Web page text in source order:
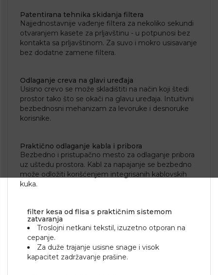
Patentirana tehnika skidanja filtera
Najjednostavnije vađenje filtera za nekoliko sekundi
otvaranjem kasete za prljavštinu - u potpunosi bez
kontakta sa prljavštinom. Za suvo i mokro usisavanje
bez dodatne zamene filtera.
Odlaganje creva na glavi uređaja
Usisno crevo se može skladištiti na način koji štedi
prostor tako što se okači na glavu uređaja. ​Intuitivni
bezbednosni mehanizam za levoruke i desnoruke
korisnike.
Praktično odlaganje kabla i pribora
Bezbedno i pristupačno mesto za odlaganje pribora
uz uštedu prostora. Kabl za napajanje se bezbedno
može odložiti korišćenjem integrisanih kablovskih
kuka.
filter kesa od flisa s praktičnim sistemom
zatvaranja
Troslojni netkani tekstil, izuzetno otporan na
cepanje.
Za duže trajanje usisne snage i visok
kapacitet zadržavanje prašine.